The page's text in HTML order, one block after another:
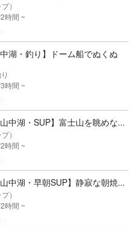
）
2時間 ~
中湖・釣り】ドーム船でぬくぬ
3時間 ~
山中湖・SUP】富士山を眺めな...
）
2時間 ~
山中湖・早朝SUP】静寂な朝焼...
）
2時間 ~